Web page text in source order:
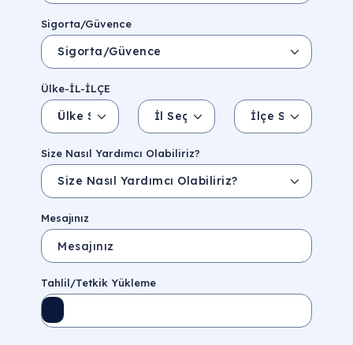
Sigorta/Güvence
Ülke-İL-İLÇE
Ülke Seçin
İl Seçin İlçe Seçin
Size Nasıl Yardımcı Olabiliriz?
Mesajınız
Tahlil/Tetkik Yükleme